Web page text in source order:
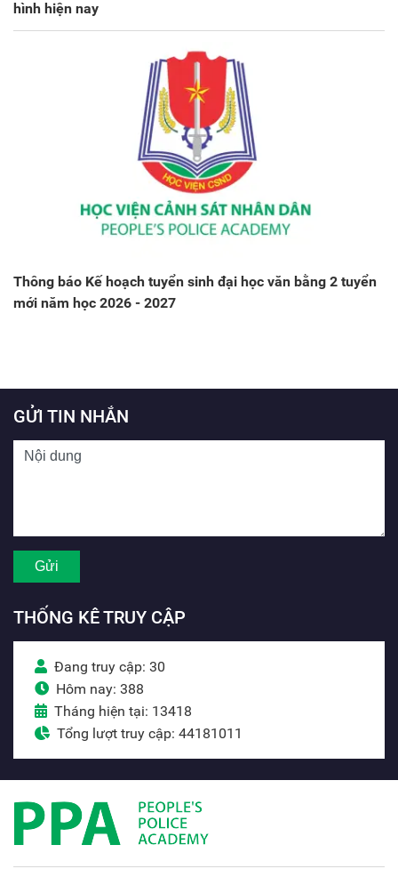
hình hiện nay
Thông báo Kế hoạch tuyển sinh đại học văn bằng 2 tuyển
mới năm học 2026 - 2027
GỬI TIN NHẮN
THỐNG KÊ TRUY CẬP
Đang truy cập: 30
Hôm nay: 388
Tháng hiện tại: 13418
Tổng lượt truy cập: 44181011